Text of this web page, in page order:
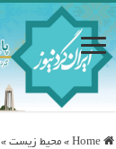
Home
» محيط زيست »